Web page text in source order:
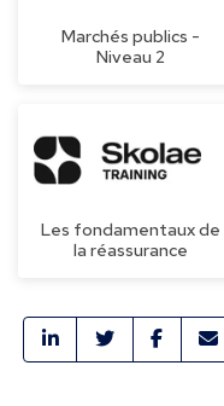
Marchés publics -
Niveau 2
Les fondamentaux de
la réassurance